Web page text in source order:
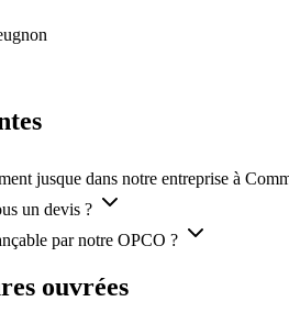
jusque dans notre entreprise à
un devis ?
par notre OPCO ?
ouvrées